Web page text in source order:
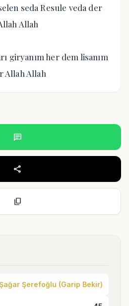
seda Resule veda der
Allah
giryanım her dem lisanım
Allah Allah
chat
share
content_copy
Şerefoğlu (Garip Bekir)